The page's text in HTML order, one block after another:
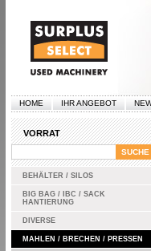
HOME IHR ANGEBOT
VORRAT
BEHÄLTER / SILOS
BIG BAG / IBC / SACK
HANTIERUNG
DIVERSE
MAHLEN / BRECHEN / PRESSEN